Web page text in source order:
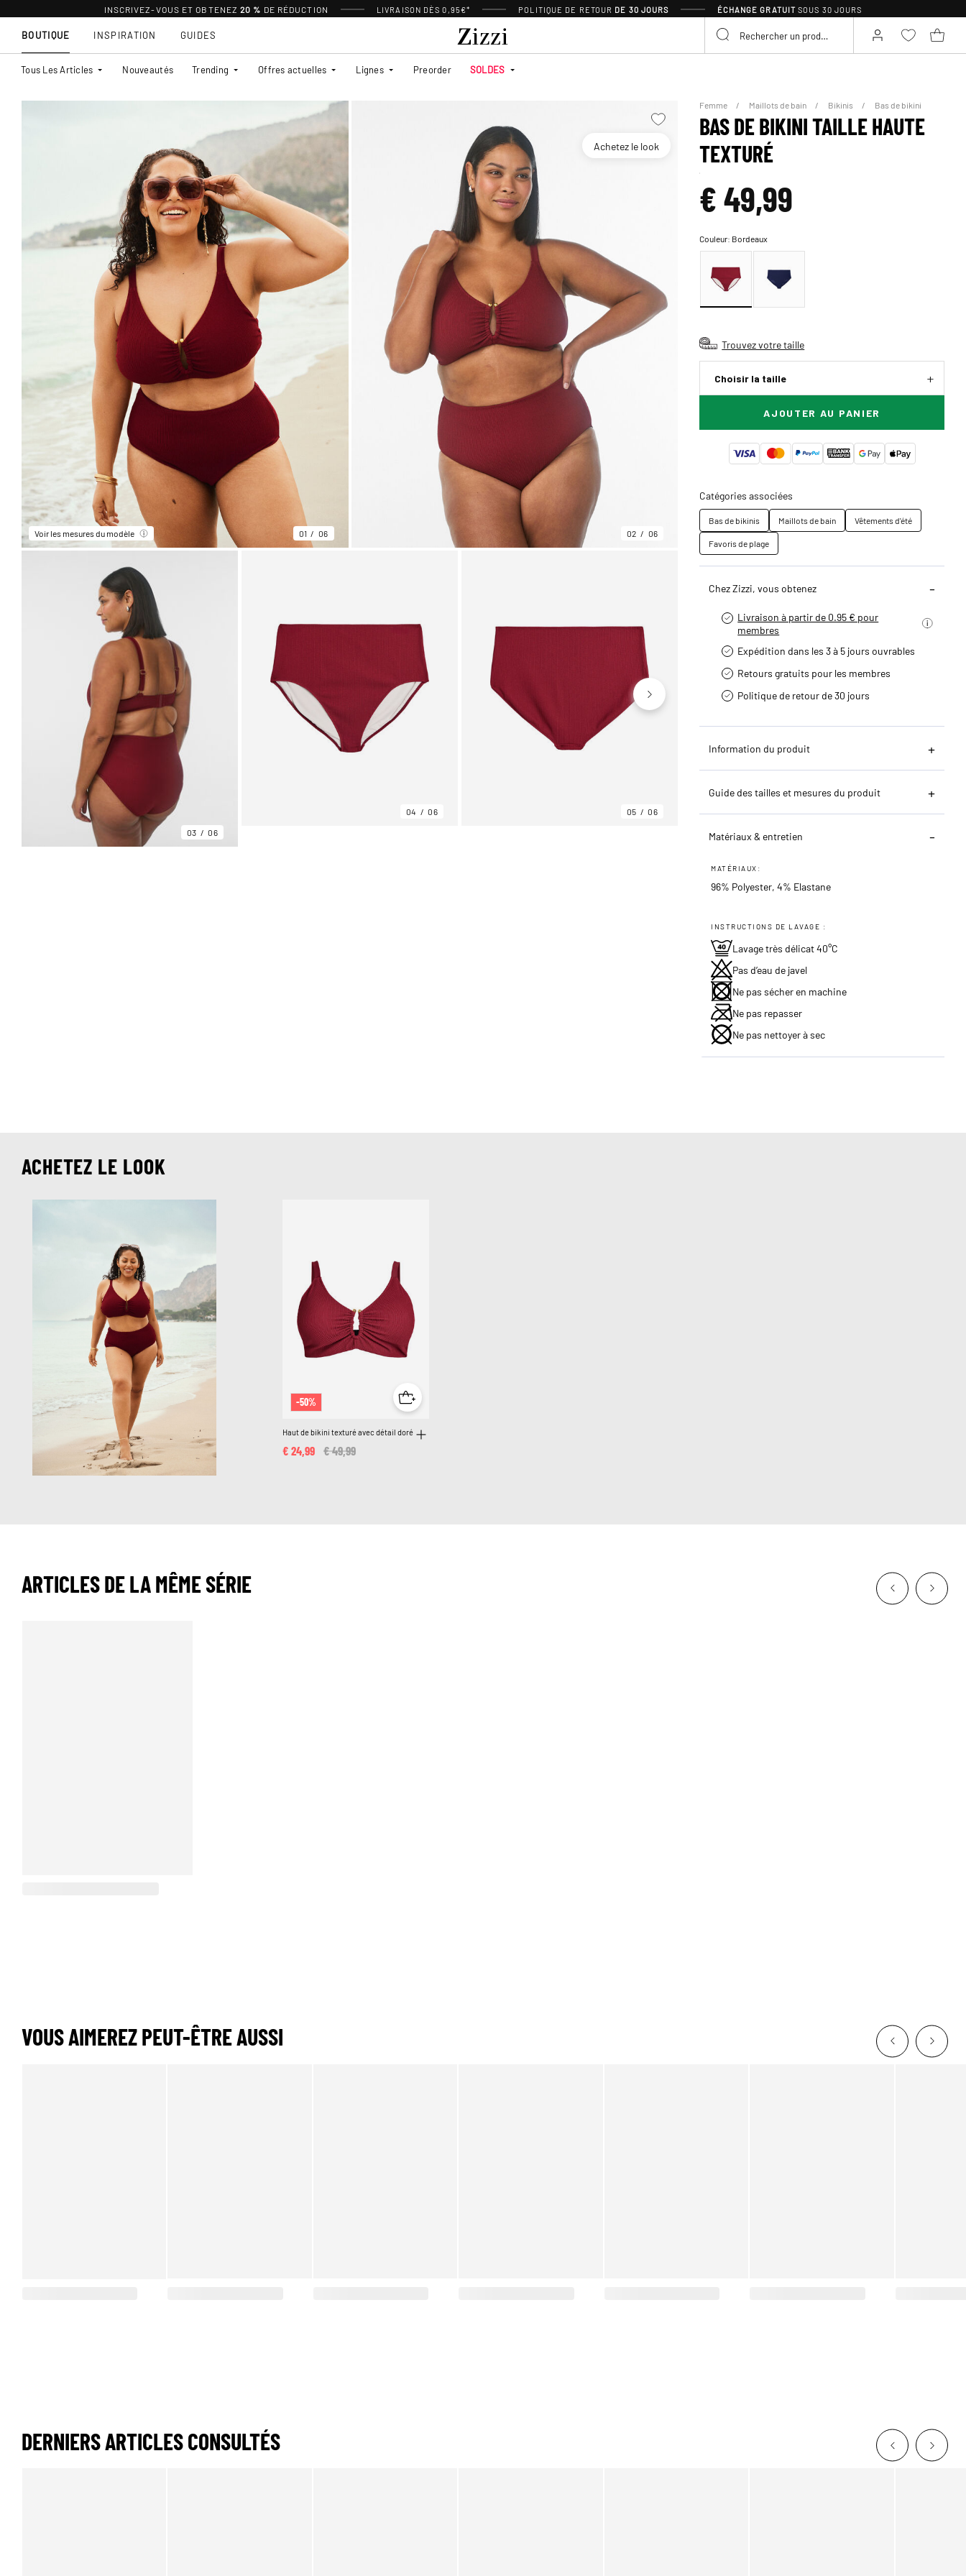
INSCRIVEZ-VOUS ET OBTENEZ 20 % DE RÉDUCTION LIVRAISON DÈS 0,95€* POLITIQUE DE RETOUR DE 30 JOURS ÉCHANGE GRATUIT SOUS 30 JOURS
BOUTIQUE
Tous Les Articles Nouveautés Trending Offres actuelles Lignes Preorder SOLDES
INSPIRATION GUIDES
Achetez le look
Voir les mesures du modèle 01 06 02 06
03 06
04 06 05 06 06 06
Femme Maillots de bain Bikinis Bas de bikini
BAS DE BIKINI TAILLE HAUTE
TEXTURÉ
€ 49,99
Couleur: Bordeaux
Trouvez votre taille
Choisir la taille
AJOUTER AU PANIER
Catégories associées
Bas de bikinis Maillots de bain
Vêtements d'été
Favoris de plage
Chez Zizzi, vous obtenez
Livraison à partir de 0.95 € pour
membres
Expédition dans les 3 à 5 jours ouvrables
Retours gratuits pour les membres
Politique de retour de 30 jours
Information du produit
Guide des tailles et mesures du produit
Matériaux & entretien
MATÉRIAUX:
96% Polyester, 4% Elastane
INSTRUCTIONS DE LAVAGE :
Lavage très délicat 40°C
Pas d’eau de javel
Ne pas sécher en machine
Ne pas repasser
Ne pas nettoyer à sec
ACHETEZ LE LOOK
-50%
Haut de bikini texturé avec détail doré
Price reduced from
€ 49,99to
€ 24,99
ARTICLES DE LA MÊME SÉRIE
VOUS AIMEREZ PEUT-ÊTRE AUSSI
DERNIERS ARTICLES CONSULTÉS